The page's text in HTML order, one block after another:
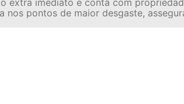
extra imediato e conta com
nos pontos de maior desgaste,